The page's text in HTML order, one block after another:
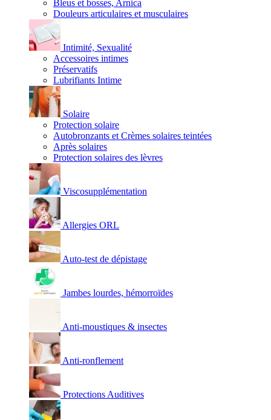
Bleus et bosses, Arnica
Douleurs articulaires et musculaires
Intimité, Sexualité
Accessoires intimes
Préservatifs
Lubrifiants Intime
Solaire
Protection solaire
Autobronzants et Crèmes solaires teintées
Après solaires
Protection solaires des lèvres
Viscosupplémentation
Allergies ORL
Auto-test de dépistage
Jambes lourdes, hémorroïdes
Anti-moustiques & insectes
Anti-ronflement
Protections Auditives